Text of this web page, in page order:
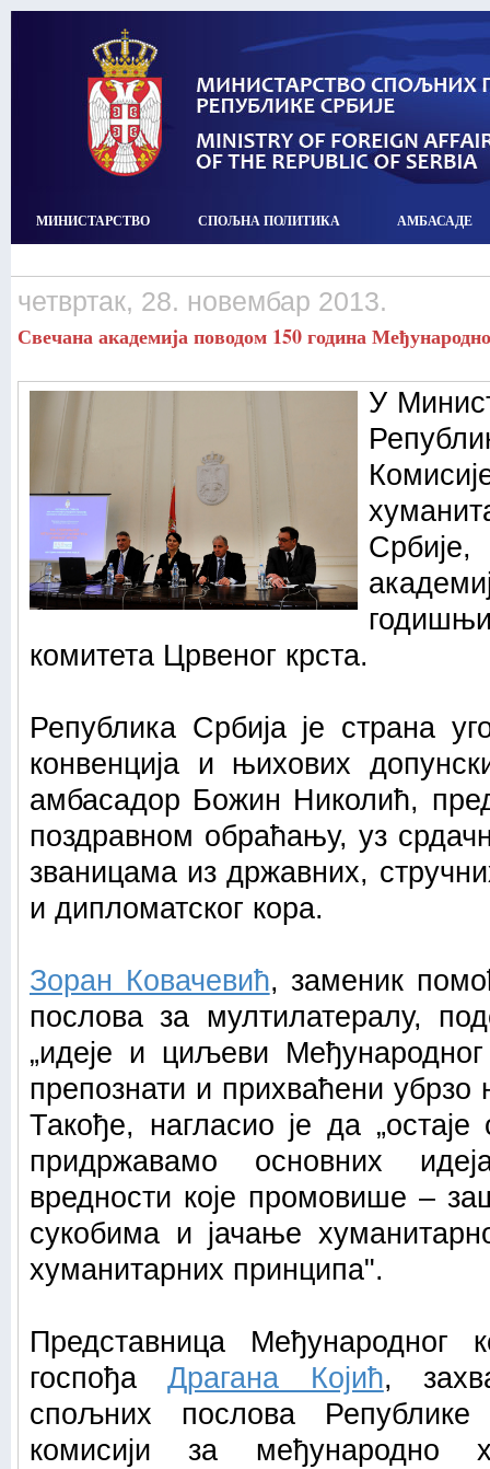
МИНИСТАРСТВО СПОЉНА ПОЛИТИКА АМБАСАДЕ
четвртак, 28. новембар 2013.
Свечана академија поводом 150 година
У
комитета Црвеног крста.
Република Србија је страна
конвенција и њихових
амбасадор Божин Николић,
поздравном обраћању, уз
званицама из државних,
и дипломатског кора.
Зоран Ковачевић, заменик
послова за мултилатералу,
„идеје и циљеви
препознати и прихваћени
Такође, нагласио је да
придржавамо основних
вредности које промовише –
сукобима и јачање
хуманитарних принципа".
Представница Међународног
госпођаДрагана Којић,
спољних послова
комисији за међународно